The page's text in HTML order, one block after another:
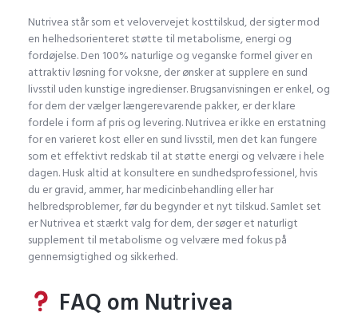
Nutrivea står som et velovervejet kosttilskud, der sigter mod
en helhedsorienteret støtte til metabolisme, energi og
fordøjelse. Den 100% naturlige og veganske formel giver en
attraktiv løsning for voksne, der ønsker at supplere en sund
livsstil uden kunstige ingredienser. Brugsanvisningen er enkel, og
for dem der vælger længerevarende pakker, er der klare
fordele i form af pris og levering. Nutrivea er ikke en erstatning
for en varieret kost eller en sund livsstil, men det kan fungere
som et effektivt redskab til at støtte energi og velvære i hele
dagen. Husk altid at konsultere en sundhedsprofessionel, hvis
du er gravid, ammer, har medicinbehandling eller har
helbredsproblemer, før du begynder et nyt tilskud. Samlet set
er Nutrivea et stærkt valg for dem, der søger et naturligt
supplement til metabolisme og velvære med fokus på
gennemsigtighed og sikkerhed.
FAQ om Nutrivea